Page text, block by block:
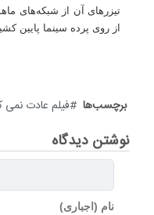
تیزرهای آن از شبکه‌های
از روی پرده سینما پایین
برچسب‌ها فیلم عادت نمی
نوشتن دیدگاه
نام (اجباری)